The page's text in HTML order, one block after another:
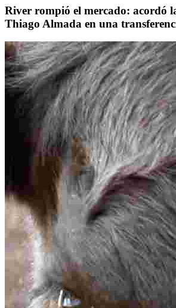
River rompió el mercado: acordó
Thiago Almada en una